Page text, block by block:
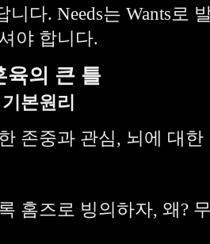
니다. Needs는 Wants로
야 합니다.
육의 큰 틀
본원리
존중과 관심, 뇌에 대한
홈즈로 빙의하자, 왜?